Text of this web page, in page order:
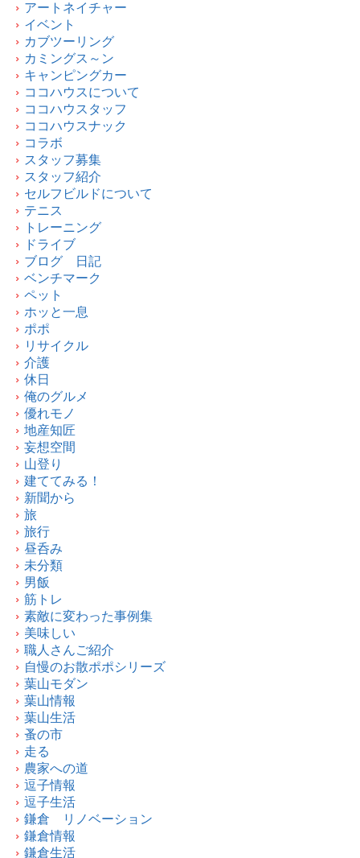
アートネイチャー
イベント
カブツーリング
カミングス～ン
キャンピングカー
ココハウスについて
ココハウスタッフ
ココハウスナック
コラボ
スタッフ募集
スタッフ紹介
セルフビルドについて
テニス
トレーニング
ドライブ
ブログ 日記
ベンチマーク
ペット
ホッと一息
ポポ
リサイクル
介護
休日
俺のグルメ
優れモノ
地産知匠
妄想空間
山登り
建ててみる！
新聞から
旅
旅行
昼呑み
未分類
男飯
筋トレ
素敵に変わった事例集
美味しい
職人さんご紹介
自慢のお散ポポシリーズ
葉山モダン
葉山情報
葉山生活
蚤の市
走る
農家への道
逗子情報
逗子生活
鎌倉 リノベーション
鎌倉情報
鎌倉生活